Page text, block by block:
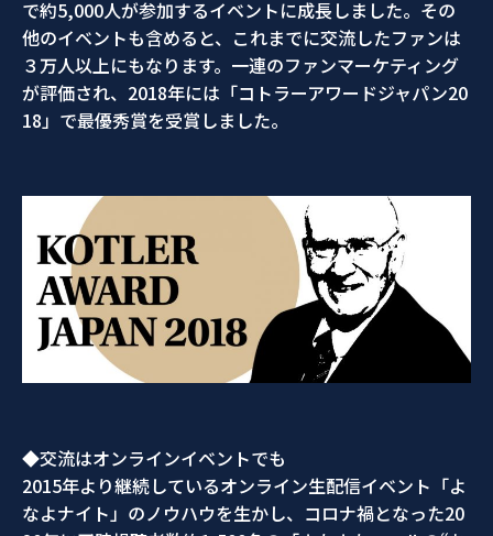
で約5,000人が参加するイベントに成長しました。その
他のイベントも含めると、これまでに交流したファンは
３万人以上にもなります。一連のファンマーケティング
が評価され、2018年には「コトラーアワードジャパン20
18」で最優秀賞を受賞しました。
◆交流はオンラインイベントでも
2015年より継続しているオンライン生配信イベント「よ
なよナイト」のノウハウを生かし、コロナ禍となった20